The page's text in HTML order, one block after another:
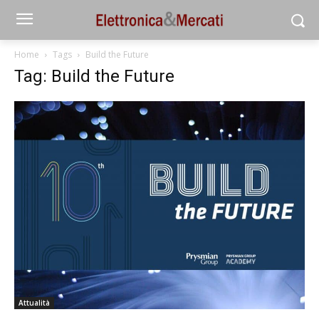
Home Tags Build the Future
Tag: Build the Future
Attualità